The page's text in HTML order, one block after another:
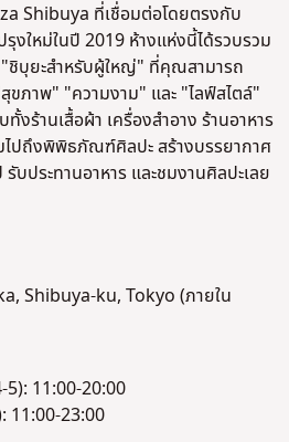
Shibuya ที่เชื่อมต่อโดยตรงกับ
งใหม่ในปี 2019 ห้างแห่งนี้ได้รวบรวม
ชิบุยะสำหรับผู้ใหญ่" ที่คุณสามารถ
ขภาพ" "ความงาม" และ "ไลฟ์สไตล์"
งร้านเสื้อผ้า เครื่องสำอาง ร้านอาหาร
ปถึงพิพิธภัณฑ์ศิลปะ สร้างบรรยากาศ
บประทานอาหาร และชมงานศิลปะเลย
Shibuya-ku, Tokyo (ภายใน
11:00-20:00
11:00-23:00